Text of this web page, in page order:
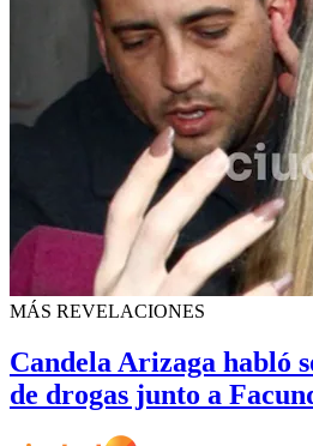
MÁS REVELACIONES
Candela Arizaga habló
de drogas junto a